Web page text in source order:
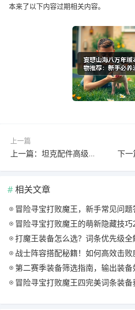
本来了以下内容过期相关内容。
上一篇
上一篇：坦克配件高级窗透镜：如何提升观测距离？
相关文章
冒险寻宝打败魔王，新手常见问
冒险寻宝打败魔王的萌新隐藏技巧
打魔王装备怎么选？词条优先级全
战士阵容搭配秘籍！如何高效击败
第二赛季装备筛选指南，输出装备
冒险寻宝打败魔王四完美词条装